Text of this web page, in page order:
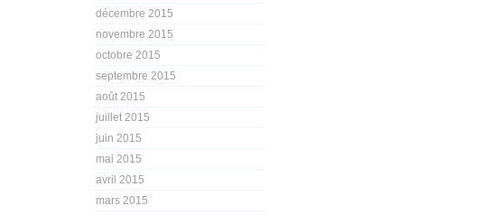
décembre 2015
novembre 2015
octobre 2015
septembre 2015
août 2015
juillet 2015
juin 2015
mai 2015
avril 2015
mars 2015